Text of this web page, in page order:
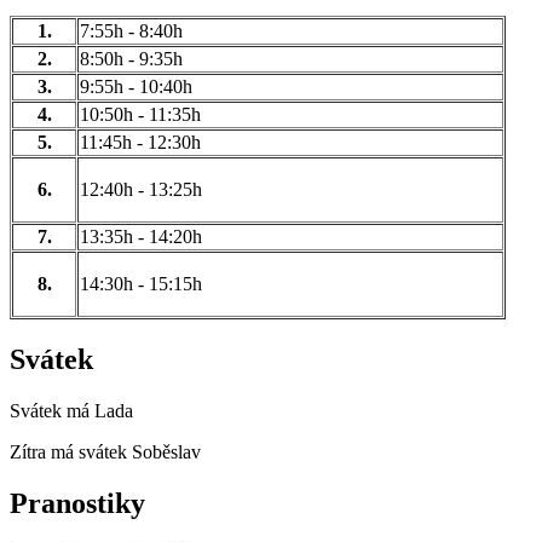
1.
7:55h - 8:40h
2.
8:50h - 9:35h
3.
9:55h - 10:40h
4.
10:50h - 11:35h
5.
11:45h - 12:30h
6. 12:40h - 13:25h
7. 13:35h - 14:20h
8. 14:30h - 15:15h
Svátek
Svátek má Lada
Zítra má svátek Soběslav
Pranostiky